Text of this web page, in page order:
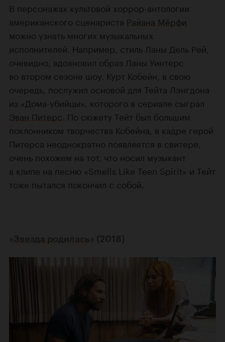
В персонажах культовой хоррор-антологии
американского сценариста Райана Мёрфи
можно узнать многих музыкальных
исполнителей. Например, стиль Ланы Дель Рей,
очевидно, вдохновил образ Ланы Уинтерс
во втором сезоне шоу. Курт Кобейн, в свою
очередь, послужил основой для Тейта Лэнгдона
из «Дома-убийцы», которого в сериале сыграл
Эван Питерс . По сюжету Тейт был большим
поклонником творчества Кобейна, в кадре герой
Питерса неоднократно появляется в свитере,
очень похожем на тот, что носил музыкант
в клипе на песню «Smells Like Teen Spirit» и Тейт
тоже пытался покончил с собой.